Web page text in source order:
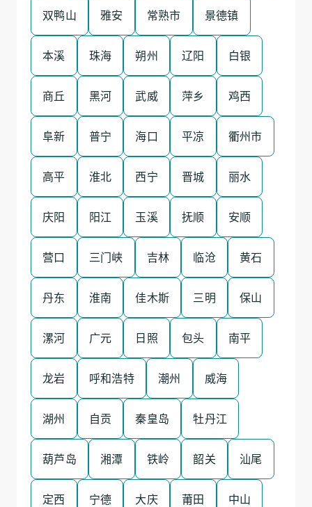
双鸭山 雅安 常熟市 景德镇
本溪 珠海 朔州 辽阳 白银
商丘 黑河 武威 萍乡 鸡西
阜新 普宁 海口 平凉 衢州市
高平 淮北 西宁 晋城 丽水
庆阳 阳江 玉溪 抚顺 安顺
营口 三门峡 吉林 临沧 黄石
丹东 淮南 佳木斯 三明 保山
漯河 广元 日照 包头 南平
龙岩 呼和浩特 潮州 威海
湖州 自贡 秦皇岛 牡丹江
葫芦岛 湘潭 铁岭 韶关 汕尾
定西 宁德 大庆 莆田 中山